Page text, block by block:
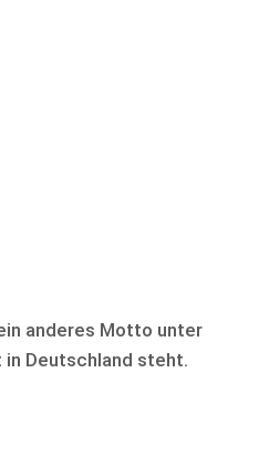
anderes Motto unter
Deutschland steht.
Zukunft